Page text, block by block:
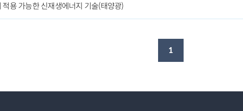
용 가능한 신재생에너지 기술(태양광)
1